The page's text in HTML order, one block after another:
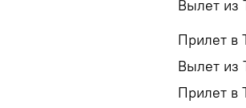
Вылет из
Прилет в
Вылет из
Прилет в